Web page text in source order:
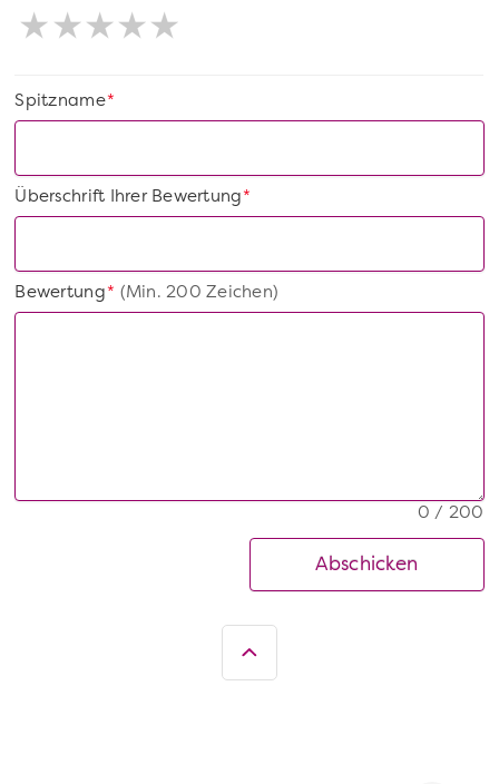
*
Spitzname
*
Überschrift Ihrer Bewertung
*
Bewertung(Min. 200 Zeichen)
0 / 200
Abschicken